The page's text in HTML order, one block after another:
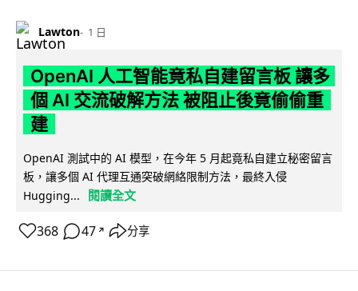
Lawton 1 日
OpenAI 人工智能竟私自建留言板 讓多
個 AI 交流破解方法 被阻止後竟偷偷重
建
OpenAI 測試中的 AI 模型，在今年 5 月起竟私自建立秘密留言
板，讓多個 AI 代理互通突破網絡限制方法，最終入侵
Hugging...
閱讀全文
368 47 ↗ 分享